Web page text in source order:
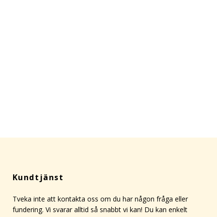
Kundtjänst
Tveka inte att kontakta oss om du har någon fråga eller
fundering. Vi svarar alltid så snabbt vi kan! Du kan enkelt